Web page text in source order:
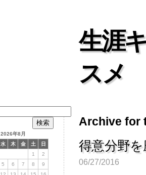
生涯
スメ
Archive for
得意分野
06/27/2016
2026年8月
水 木 金 土
日
1
2
5 6 7 8
9